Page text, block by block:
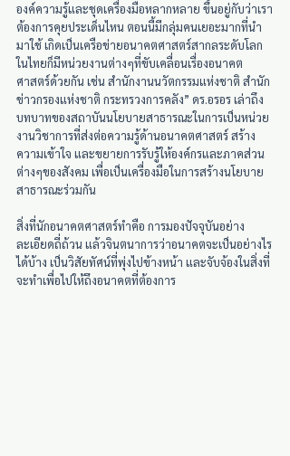
องค์ความรู้และชุดเครื่องมือหลากหลาย ขึ้นอยู่กับว่าเรา
ต้องการคุยประเด็นไหน ตอนนี้มีกลุ่มคนเยอะมากที่นำ
มาใช้ เกิดเป็นเครือข่ายอนาคตศาสตร์สากลระดับโลก
ในไทยก็มีหน่วยงานต่างๆที่ขับเคลื่อนเรื่องอนาคต
ศาสตร์ด้วยกัน เช่น สำนักงานนวัตกรรมแห่งชาติ สำนัก
ข่าวกรองแห่งชาติ กระทรวงการคลัง” ดร.อรอร เล่าถึง
บทบาทของสถาบันนโยบายสาธารณะในการเป็นหน่วย
งานวิชาการที่ส่งต่อความรู้ด้านอนาคตศาสตร์ สร้าง
ความเข้าใจ และขยายการรับรู้ให้องค์กรและภาคส่วน
ต่างๆของสังคม เพื่อเป็นเครื่องมือในการสร้างนโยบาย
สาธารณะร่วมกัน
สิ่งที่นักอนาคตศาสตร์ทำคือ การมองปัจจุบันอย่าง
ละเอียดถี่ถ้วน แล้วจินตนาการว่าอนาคตจะเป็นอย่างไร
ได้บ้าง เป็นวิสัยทัศน์ที่พุ่งไปข้างหน้า และจับจ้องในสิ่งที่
จะทำเพื่อไปให้ถึงอนาคตที่ต้องการ